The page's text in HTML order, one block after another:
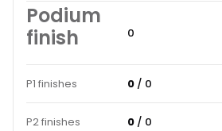
Podium
finish
0
P1 finishes 0 / 0
P2 finishes 0 / 0